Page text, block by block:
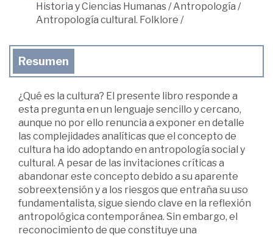
Historia y Ciencias Humanas/Antropología /
Antropología cultural. Folklore /
Resumen
¿Qué es la cultura? El presente libro responde a
esta pregunta en un lenguaje sencillo y cercano,
aunque no por ello renuncia a exponer en detalle
las complejidades analíticas que el concepto de
cultura ha ido adoptando en antropología social y
cultural. A pesar de las invitaciones críticas a
abandonar este concepto debido a su aparente
sobreextensión y a los riesgos que entraña su uso
fundamentalista, sigue siendo clave en la reflexión
antropológica contemporánea. Sin embargo, el
reconocimiento de que constituye una